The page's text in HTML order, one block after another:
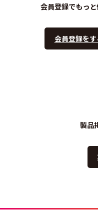
会員登録でもっ
会員登録をす
製品